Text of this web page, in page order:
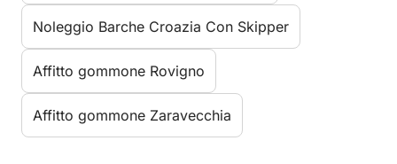
Noleggio Barche Croazia Con Skipper
Affitto gommone Rovigno
Affitto gommone Zaravecchia